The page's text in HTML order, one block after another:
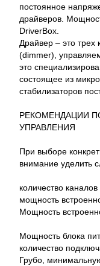
постоянное
драйверов.
DriverBox.
Драйвер – это
(dimmer),
это
состоящее из
стабилизаторов
РЕКОМЕНДАЦИИ
УПРАВЛЕНИЯ
При выборе
внимание уделить
количество
мощность
Мощность
Мощность блока
количество
Грубо,